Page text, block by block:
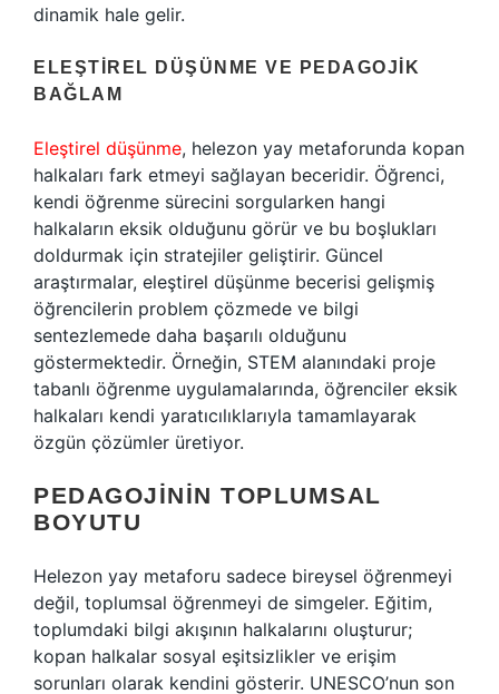
dinamik hale gelir.
ELEŞTIREL DÜŞÜNME VE PEDAGOJIK
BAĞLAM
Eleştirel düşünme, helezon yay metaforunda kopan
halkaları fark etmeyi sağlayan beceridir. Öğrenci,
kendi öğrenme sürecini sorgularken hangi
halkaların eksik olduğunu görür ve bu boşlukları
doldurmak için stratejiler geliştirir. Güncel
araştırmalar, eleştirel düşünme becerisi gelişmiş
öğrencilerin problem çözmede ve bilgi
sentezlemede daha başarılı olduğunu
göstermektedir. Örneğin, STEM alanındaki proje
tabanlı öğrenme uygulamalarında, öğrenciler eksik
halkaları kendi yaratıcılıklarıyla tamamlayarak
özgün çözümler üretiyor.
PEDAGOJININ TOPLUMSAL
BOYUTU
Helezon yay metaforu sadece bireysel öğrenmeyi
değil, toplumsal öğrenmeyi de simgeler. Eğitim,
toplumdaki bilgi akışının halkalarını oluşturur;
kopan halkalar sosyal eşitsizlikler ve erişim
sorunları olarak kendini gösterir. UNESCO’nun son